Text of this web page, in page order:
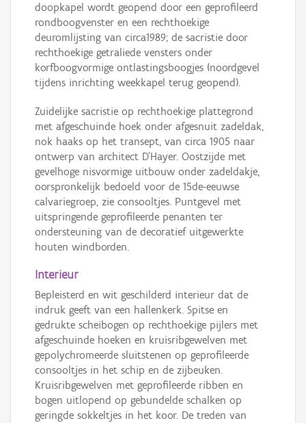
doopkapel wordt geopend door een geprofileerd
rondboogvenster en een rechthoekige
deuromlijsting van circa1989; de sacristie door
rechthoekige getraliede vensters onder
korfboogvormige ontlastingsboogjes (noordgevel
tijdens inrichting weekkapel terug geopend).
Zuidelijke sacristie op rechthoekige plattegrond
met afgeschuinde hoek onder afgesnuit zadeldak,
nok haaks op het transept, van circa 1905 naar
ontwerp van architect D’Hayer. Oostzijde met
gevelhoge nisvormige uitbouw onder zadeldakje,
oorspronkelijk bedoeld voor de 15de-eeuwse
calvariegroep, zie consooltjes. Puntgevel met
uitspringende geprofileerde penanten ter
ondersteuning van de decoratief uitgewerkte
houten windborden.
Interieur
Bepleisterd en wit geschilderd interieur dat de
indruk geeft van een hallenkerk. Spitse en
gedrukte scheibogen op rechthoekige pijlers met
afgeschuinde hoeken en kruisribgewelven met
gepolychromeerde sluitstenen op geprofileerde
consooltjes in het schip en de zijbeuken.
Kruisribgewelven met geprofileerde ribben en
bogen uitlopend op gebundelde schalken op
geringde sokkeltjes in het koor. De treden van